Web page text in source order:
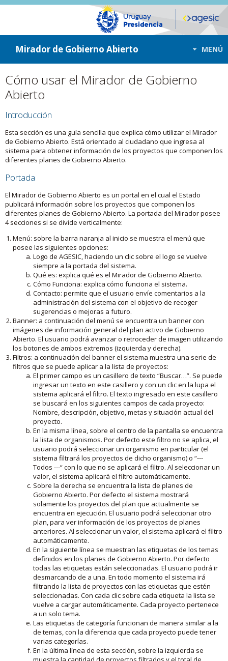
ir a contenido
ir al menú
Mirador de Gobierno Abierto MENÚ
Cómo usar el Mirador de Gobierno
Abierto
Introducción
Esta sección es una guía sencilla que explica cómo utilizar el Mirador
de Gobierno Abierto. Está orientado al ciudadano que ingresa al
sistema para obtener información de los proyectos que componen los
diferentes planes de Gobierno Abierto.
Portada
El Mirador de Gobierno Abierto es un portal en el cual el Estado
publicará información sobre los proyectos que componen los
diferentes planes de Gobierno Abierto. La portada del Mirador posee
4 secciones si se divide verticalmente:
Menú: sobre la barra naranja al inicio se muestra el menú que
posee las siguientes opciones:
Logo de AGESIC, haciendo un clic sobre el logo se vuelve
siempre a la portada del sistema.
Qué es: explica qué es el Mirador de Gobierno Abierto.
Cómo Funciona: explica cómo funciona el sistema.
Contacto: permite que el usuario envíe comentarios a la
administración del sistema con el objetivo de recoger
sugerencias o mejoras a futuro.
Banner: a continuación del menú se encuentra un banner con
imágenes de información general del plan activo de Gobierno
Abierto. El usuario podrá avanzar o retroceder de imagen utilizando
los botones de ambos extremos (izquierda y derecha).
Filtros: a continuación del banner el sistema muestra una serie de
filtros que se puede aplicar a la lista de proyectos:
El primer campo es un casillero de texto “Buscar…”. Se puede
ingresar un texto en este casillero y con un clic en la lupa el
sistema aplicará el filtro. El texto ingresado en este casillero
se buscará en los siguientes campos de cada proyecto:
Nombre, descripción, objetivo, metas y situación actual del
proyecto.
En la misma línea, sobre el centro de la pantalla se encuentra
la lista de organismos. Por defecto este filtro no se aplica, el
usuario podrá seleccionar un organismo en particular (el
sistema filtrará los proyectos de dicho organismo) o “---
Todos ---“ con lo que no se aplicará el filtro. Al seleccionar un
valor, el sistema aplicará el filtro automáticamente.
Sobre la derecha se encuentra la lista de planes de
Gobierno Abierto. Por defecto el sistema mostrará
solamente los proyectos del plan que actualmente se
encuentra en ejecución. El usuario podrá seleccionar otro
plan, para ver información de los proyectos de planes
anteriores. Al seleccionar un valor, el sistema aplicará el filtro
automáticamente.
En la siguiente línea se muestran las etiquetas de los temas
definidos en los planes de Gobierno Abierto. Por defecto
todas las etiquetas están seleccionadas. El usuario podrá ir
desmarcando de a una. En todo momento el sistema irá
filtrando la lista de proyectos con las etiquetas que estén
seleccionadas. Con cada clic sobre cada etiqueta la lista se
vuelve a cargar automáticamente. Cada proyecto pertenece
a un solo tema.
Las etiquetas de categoría funcionan de manera similar a la
de temas, con la diferencia que cada proyecto puede tener
varias categorías.
En la última línea de esta sección, sobre la izquierda se